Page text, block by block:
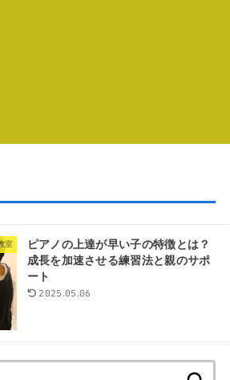
室
ピアノの上達が早い子の特徴とは？
成長を加速させる練習法と親のサポ
ート
2025.05.06